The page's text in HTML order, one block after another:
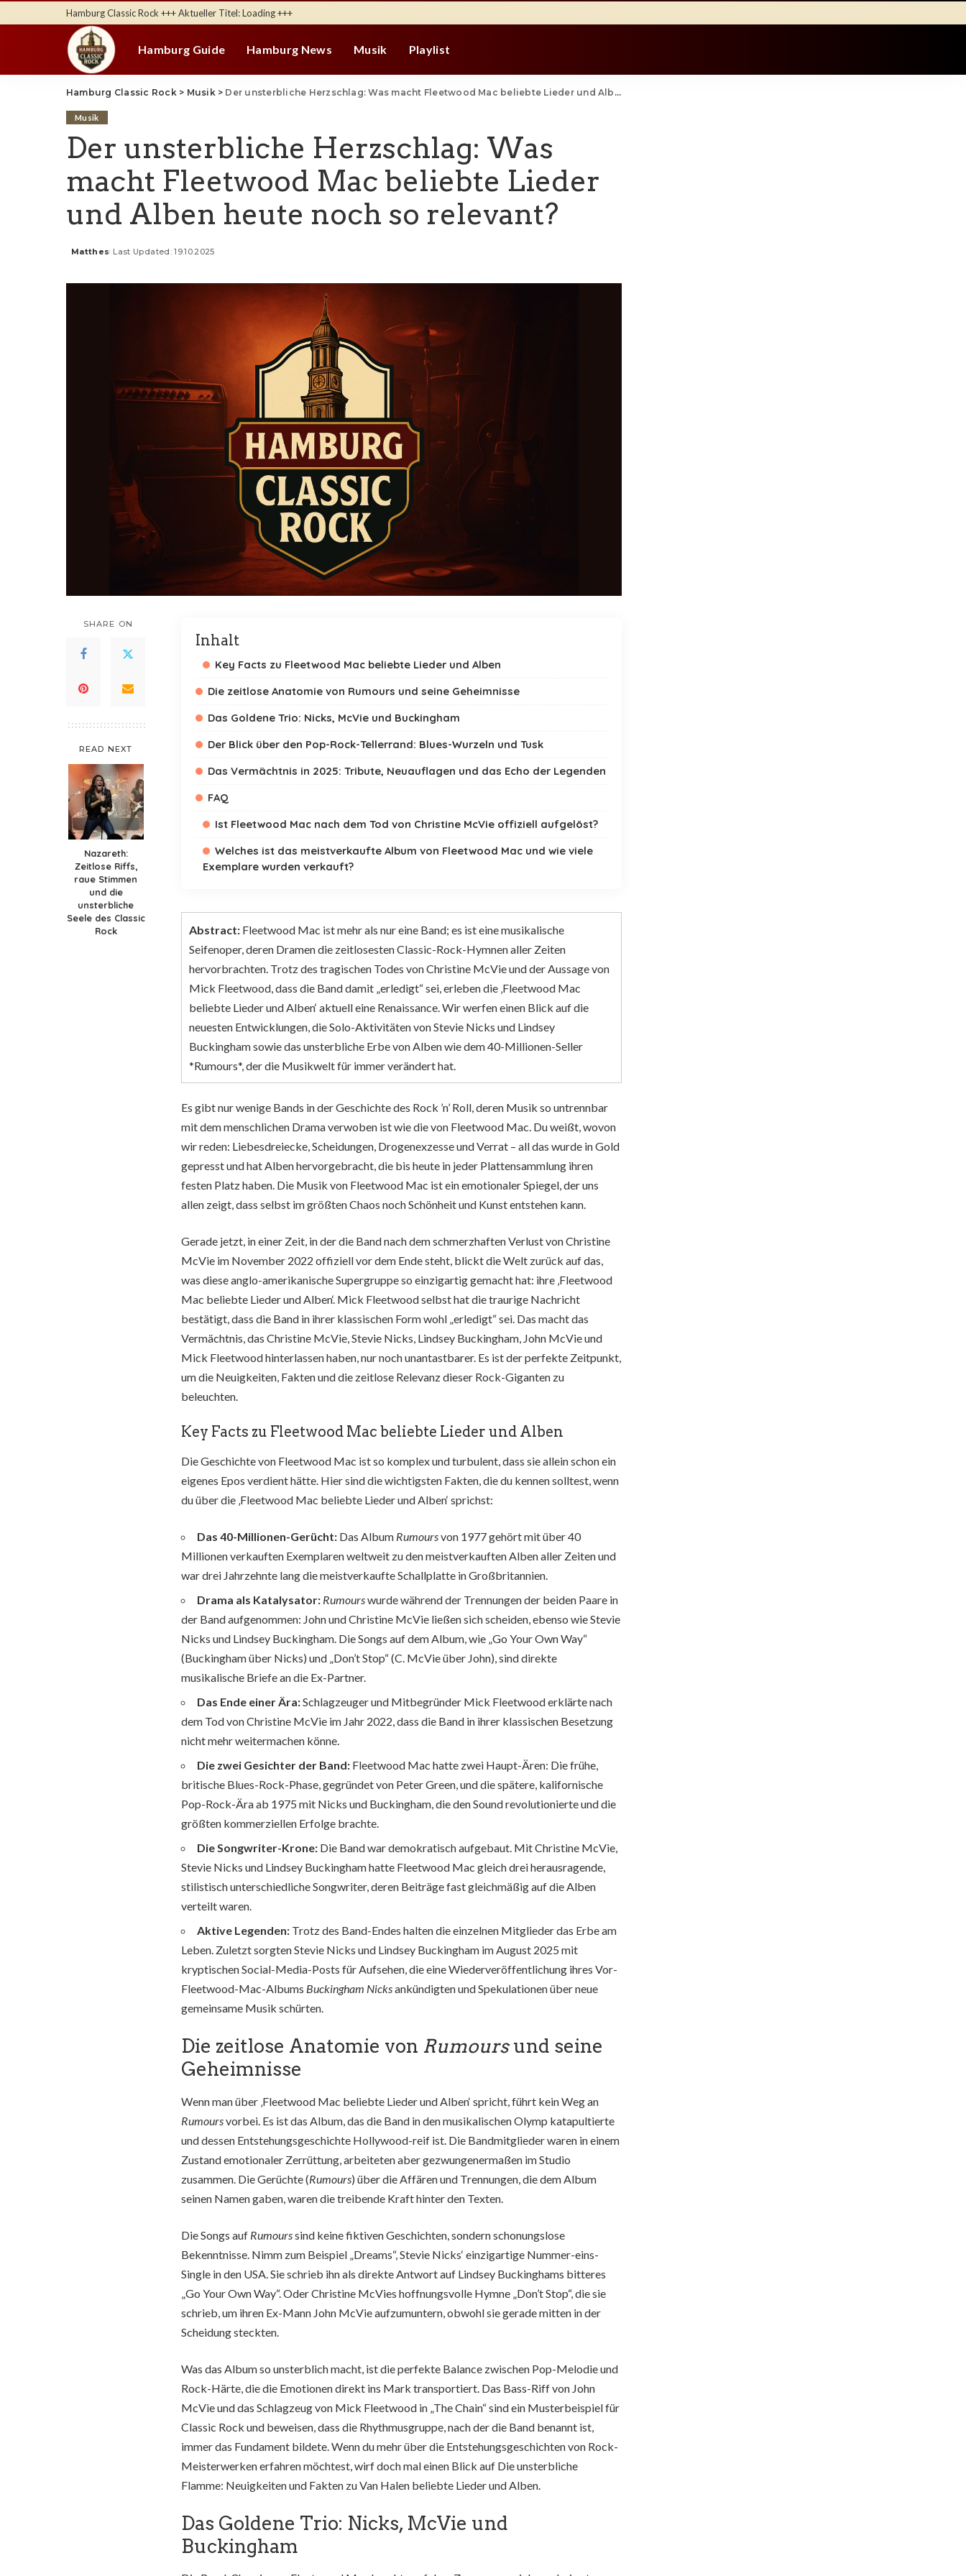
Hamburg Classic Rock +++ Aktueller Titel:Loading+++
Hamburg Guide Hamburg News Musik Playlist
Hamburg Classic Rock> Musik> Der unsterbliche Herzschlag: Was macht Fleetwood Mac beliebte Lieder und Alben heute noch so relevant?
Musik
Der unsterbliche Herzschlag: Was
macht Fleetwood Mac beliebte Lieder
und Alben heute noch so relevant?
Posted
Matthes Last Updated: 19.10.2025
SHARE ON
READ NEXT
Nazareth:
Zeitlose Riffs,
raue Stimmen
und die
unsterbliche
Seele des Classic
Rock
Inhalt
Key Facts zu Fleetwood Mac beliebte Lieder und Alben
Die zeitlose Anatomie von Rumours und seine Geheimnisse
Das Goldene Trio: Nicks, McVie und Buckingham
Der Blick über den Pop-Rock-Tellerrand: Blues-Wurzeln und Tusk
Das Vermächtnis in 2025: Tribute, Neuauflagen und das Echo der Legenden
FAQ
Ist Fleetwood Mac nach dem Tod von Christine McVie offiziell aufgelöst?
Welches ist das meistverkaufte Album von Fleetwood Mac und wie viele
Exemplare wurden verkauft?
Abstract: Fleetwood Mac ist mehr als nur eine Band; es ist eine musikalische
Seifenoper, deren Dramen die zeitlosesten Classic-Rock-Hymnen aller Zeiten
hervorbrachten. Trotz des tragischen Todes von Christine McVie und der Aussage von
Mick Fleetwood, dass die Band damit „erledigt“ sei, erleben die ‚Fleetwood Mac
beliebte Lieder und Alben‘ aktuell eine Renaissance. Wir werfen einen Blick auf die
neuesten Entwicklungen, die Solo-Aktivitäten von Stevie Nicks und Lindsey
Buckingham sowie das unsterbliche Erbe von Alben wie dem 40-Millionen-Seller
*Rumours*, der die Musikwelt für immer verändert hat.
Es gibt nur wenige Bands in der Geschichte des Rock ’n’ Roll, deren Musik so untrennbar
mit dem menschlichen Drama verwoben ist wie die von Fleetwood Mac. Du weißt, wovon
wir reden: Liebesdreiecke, Scheidungen, Drogenexzesse und Verrat – all das wurde in Gold
gepresst und hat Alben hervorgebracht, die bis heute in jeder Plattensammlung ihren
festen Platz haben. Die Musik von Fleetwood Mac ist ein emotionaler Spiegel, der uns
allen zeigt, dass selbst im größten Chaos noch Schönheit und Kunst entstehen kann.
Gerade jetzt, in einer Zeit, in der die Band nach dem schmerzhaften Verlust von Christine
McVie im November 2022 offiziell vor dem Ende steht, blickt die Welt zurück auf das,
was diese anglo-amerikanische Supergruppe so einzigartig gemacht hat: ihre ‚Fleetwood
Mac beliebte Lieder und Alben‘. Mick Fleetwood selbst hat die traurige Nachricht
bestätigt, dass die Band in ihrer klassischen Form wohl „erledigt“ sei. Das macht das
Vermächtnis, das Christine McVie, Stevie Nicks, Lindsey Buckingham, John McVie und
Mick Fleetwood hinterlassen haben, nur noch unantastbarer. Es ist der perfekte Zeitpunkt,
um die Neuigkeiten, Fakten und die zeitlose Relevanz dieser Rock-Giganten zu
beleuchten.
Key Facts zu Fleetwood Mac beliebte Lieder und Alben
Die Geschichte von Fleetwood Mac ist so komplex und turbulent, dass sie allein schon ein
eigenes Epos verdient hätte. Hier sind die wichtigsten Fakten, die du kennen solltest, wenn
du über die ‚Fleetwood Mac beliebte Lieder und Alben‘ sprichst:
Das 40-Millionen-Gerücht: Das Album Rumoursvon 1977 gehört mit über 40
Millionen verkauften Exemplaren weltweit zu den meistverkauften Alben aller Zeiten und
war drei Jahrzehnte lang die meistverkaufte Schallplatte in Großbritannien.
Drama als Katalysator: Rumourswurde während der Trennungen der beiden Paare in
der Band aufgenommen: John und Christine McVie ließen sich scheiden, ebenso wie Stevie
Nicks und Lindsey Buckingham. Die Songs auf dem Album, wie „Go Your Own Way“
(Buckingham über Nicks) und „Don’t Stop“ (C. McVie über John), sind direkte
musikalische Briefe an die Ex-Partner.
Das Ende einer Ära:Schlagzeuger und Mitbegründer Mick Fleetwood erklärte nach
dem Tod von Christine McVie im Jahr 2022, dass die Band in ihrer klassischen Besetzung
nicht mehr weitermachen könne.
Die zwei Gesichter der Band: Fleetwood Mac hatte zwei Haupt-Ären: Die frühe,
britische Blues-Rock-Phase, gegründet von Peter Green, und die spätere, kalifornische
Pop-Rock-Ära ab 1975 mit Nicks und Buckingham, die den Sound revolutionierte und die
größten kommerziellen Erfolge brachte.
Die Songwriter-Krone: Die Band war demokratisch aufgebaut. Mit Christine McVie,
Stevie Nicks und Lindsey Buckingham hatte Fleetwood Mac gleich drei herausragende,
stilistisch unterschiedliche Songwriter, deren Beiträge fast gleichmäßig auf die Alben
verteilt waren.
Aktive Legenden: Trotz des Band-Endes halten die einzelnen Mitglieder das Erbe am
Leben. Zuletzt sorgten Stevie Nicks und Lindsey Buckingham im August 2025 mit
kryptischen Social-Media-Posts für Aufsehen, die eine Wiederveröffentlichung ihres Vor-
Fleetwood-Mac-Albums Buckingham Nicksankündigten und Spekulationen über neue
gemeinsame Musik schürten.
Die zeitlose Anatomie von Rumoursund seine
Geheimnisse
Wenn man über ‚Fleetwood Mac beliebte Lieder und Alben‘ spricht, führt kein Weg an
Rumoursvorbei. Es ist das Album, das die Band in den musikalischen Olymp katapultierte
und dessen Entstehungsgeschichte Hollywood-reif ist. Die Bandmitglieder waren in einem
Zustand emotionaler Zerrüttung, arbeiteten aber gezwungenermaßen im Studio
zusammen. Die Gerüchte (Rumours) über die Affären und Trennungen, die dem Album
seinen Namen gaben, waren die treibende Kraft hinter den Texten.
Die Songs auf Rumourssind keine fiktiven Geschichten, sondern schonungslose
Bekenntnisse. Nimm zum Beispiel „Dreams“, Stevie Nicks‘ einzigartige Nummer-eins-
Single in den USA. Sie schrieb ihn als direkte Antwort auf Lindsey Buckinghams bitteres
„Go Your Own Way“. Oder Christine McVies hoffnungsvolle Hymne „Don’t Stop“, die sie
schrieb, um ihren Ex-Mann John McVie aufzumuntern, obwohl sie gerade mitten in der
Scheidung steckten.
Was das Album so unsterblich macht, ist die perfekte Balance zwischen Pop-Melodie und
Rock-Härte, die die Emotionen direkt ins Mark transportiert. Das Bass-Riff von John
McVie und das Schlagzeug von Mick Fleetwood in „The Chain“ sind ein Musterbeispiel für
Classic Rock und beweisen, dass die Rhythmusgruppe, nach der die Band benannt ist,
immer das Fundament bildete. Wenn du mehr über die Entstehungsgeschichten von Rock-
Meisterwerken erfahren möchtest, wirf doch mal einen Blick auf Die unsterbliche
Flamme: Neuigkeiten und Fakten zu Van Halen beliebte Lieder und Alben
Das Goldene Trio: Nicks, McVie und
Buckingham